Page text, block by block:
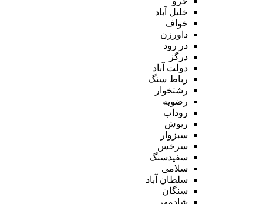
خلیل آباد
خواف
داورزن
در رود
درگز
دولت آباد
رباط سنگ
رشتخوار
رضویه
روداب
ریوش
سبزوار
سرخس
سفیدسنگ
سلامی
سلطان آباد
سنگان
شادمهر